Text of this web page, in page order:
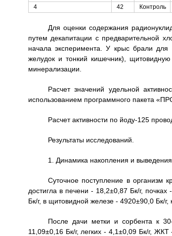
4 42 Контроль
Для оценки содержания
путем декапитации с предварительной
начала эксперимента. У крыс брали для
желудок и тонкий кишечник),
минерализации.
Расчет значений удельной
использованием программного пакета
Расчет активности по йоду-125
Результаты исследований.
1. Динамика накопления и
Суточное поступление в организм
достигла в печени - 18,2±0,87 Бк/г,
Бк/г, в щитовидной железе - 4920±90,0 Бк/г,
После дачи метки и сорбента к
11,09±0,16 Бк/г, легких - 4,1±0,09 Бк/г,